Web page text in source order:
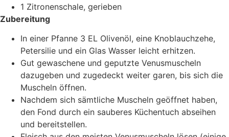
1 Zitronenschale, gerieben
Zubereitung
In einer Pfanne 3 EL Olivenöl, eine Knoblauchzehe,
Petersilie und ein Glas Wasser leicht erhitzen.
Gut gewaschene und geputzte Venusmuscheln
dazugeben und zugedeckt weiter garen, bis sich die
Muscheln öffnen.
Nachdem sich sämtliche Muscheln geöffnet haben,
den Fond durch ein sauberes Küchentuch abseihen
und bereitstellen.